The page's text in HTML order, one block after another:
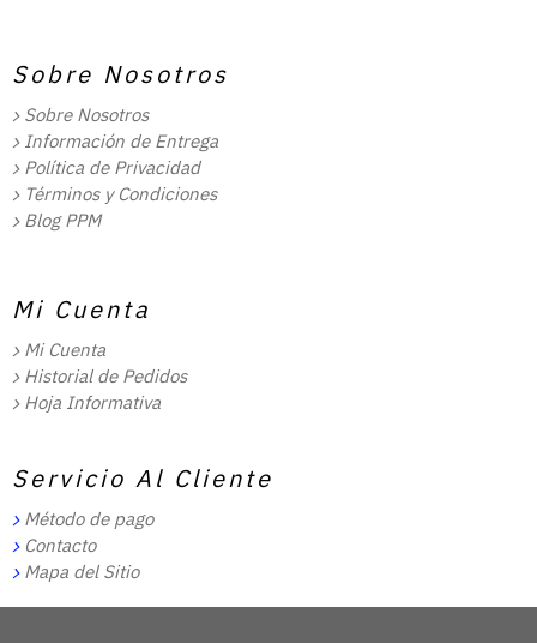
Sobre Nosotros
Sobre Nosotros
Información de Entrega
Política de Privacidad
Términos y Condiciones
Blog PPM
Mi Cuenta
Mi Cuenta
Historial de Pedidos
Hoja Informativa
Servicio Al Cliente
Método de pago
Contacto
Mapa del Sitio